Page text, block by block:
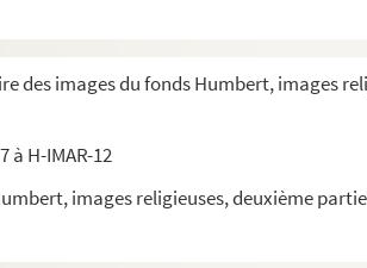
des images du fonds Humbert, images
à H-IMAR-12
images religieuses, deuxième partie